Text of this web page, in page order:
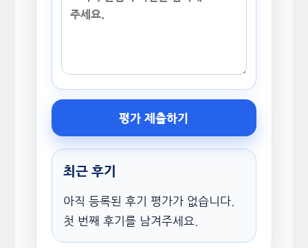
평가 제출하기
최근 후기
아직 등록된 후기 평가가 없습니다.
첫 번째 후기를 남겨주세요.